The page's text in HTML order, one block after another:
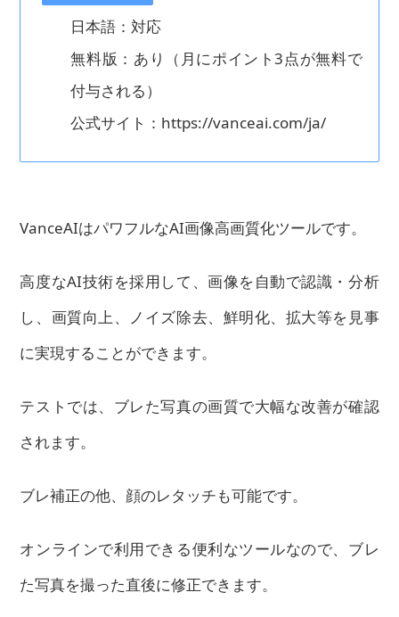
日本語：対応
無料版：あり（月にポイント3点が無料で
付与される）
公式サイト：https://vanceai.com/ja/
VanceAIはパワフルなAI画像高画質化ツールです。
高度なAI技術を採用して、画像を自動で認識・分析
し、画質向上、ノイズ除去、鮮明化、拡大等を見事
に実現することができます。
テストでは、ブレた写真の画質で大幅な改善が確認
されます。
ブレ補正の他、顔のレタッチも可能です。
オンラインで利用できる便利なツールなので、ブレ
た写真を撮った直後に修正できます。